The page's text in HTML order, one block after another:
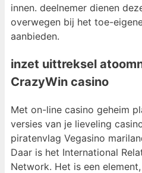
innen. deelnemer dienen
overwegen bij het toe-
aanbieden.
inzet uittreksel
CrazyWin casino
Met on-line casino geheim
versies van je lieveling
piratenvlag Vegasino
Daar is het International
Network. Het is een